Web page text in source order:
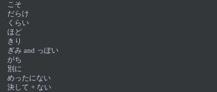
こそ
だらけ
くらい
ほど
きり
ぎみ and っぽい
がち
別に
めったにない
決して + ない